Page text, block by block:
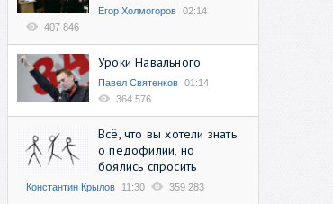
Егор Холмогоров 02:14
407 846
Уроки Навального
Павел Святенков 01:14
364 576
Всё, что вы хотели знать
о педофилии, но
боялись спросить
Константин Крылов 11:30 359 283